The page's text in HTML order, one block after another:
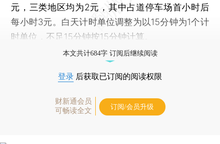
元，三类地区均为2元，其中占道停车场首小时后
每小时3元。白天计时单位调整为以15分钟为1个计
时单位，不足15分钟按15分钟计算。
本文共计684字 订阅后继续阅读
登录 后获取已订阅的阅读权限
财新通会员
可畅读全文
订阅/会员升级